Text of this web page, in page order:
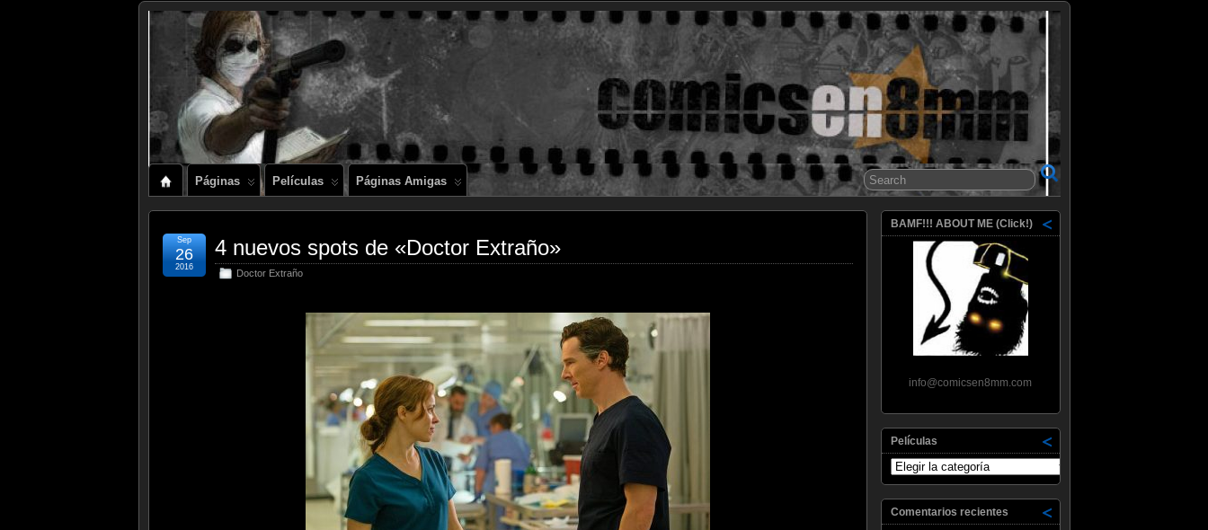
Comics en 8mm
Páginas Películas Páginas Amigas
4 nuevos spots de «Doctor Extraño»
Doctor Extraño
Sep
26
2016
BAMF!!! ABOUT ME (Click!)
info@comicsen8mm.com
Películas
Películas
Comentarios recientes